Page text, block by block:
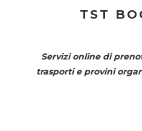
TST
Servizi online di
trasporti e provini